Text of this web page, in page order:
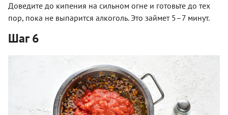
Доведите до кипения на сильном огне и готовьте до тех
пор, пока не выпарится алкоголь. Это займет 5–7 минут.
Шаг 6